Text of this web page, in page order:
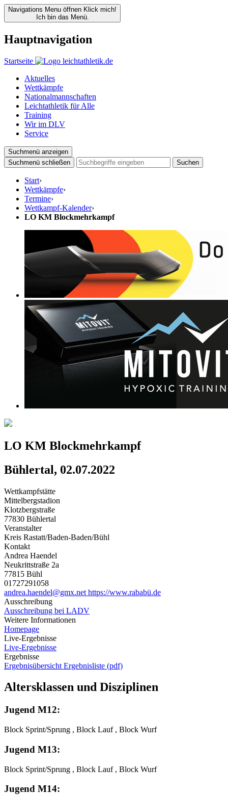
Navigations Menu öffnen Klick mich!
Ich bin das Menü.
Hauptnavigation
Startseite
Aktuelles
Wettkämpfe
Nationalmannschaften
Leichtathletik für Alle
Training
Wir im DLV
Service
Suchmenü anzeigen
Suchmenü schließen
Suchen
Start›
Wettkämpfe›
Termine›
Wettkampf-Kalender›
LO KM Blockmehrkampf
LO KM Blockmehrkampf
Bühlertal, 02.07.2022
Wettkampfstätte
Mittelbergstadion
Klotzbergstraße
77830 Bühlertal
Veranstalter
Kreis Rastatt/Baden-Baden/Bühl
Kontakt
Andrea Haendel
Neukrittstraße 2a
77815 Bühl
01727291058
andrea.haendel@gmx.net https://www.rababü.de
Ausschreibung
Ausschreibung bei LADV
Weitere Informationen
Homepage
Live-Ergebnisse
Live-Ergebnisse
Ergebnisse
Ergebnisübersicht Ergebnisliste (pdf)
Altersklassen und Disziplinen
Jugend M12:
Block Sprint/Sprung , Block Lauf , Block Wurf
Jugend M13:
Block Sprint/Sprung , Block Lauf , Block Wurf
Jugend M14: